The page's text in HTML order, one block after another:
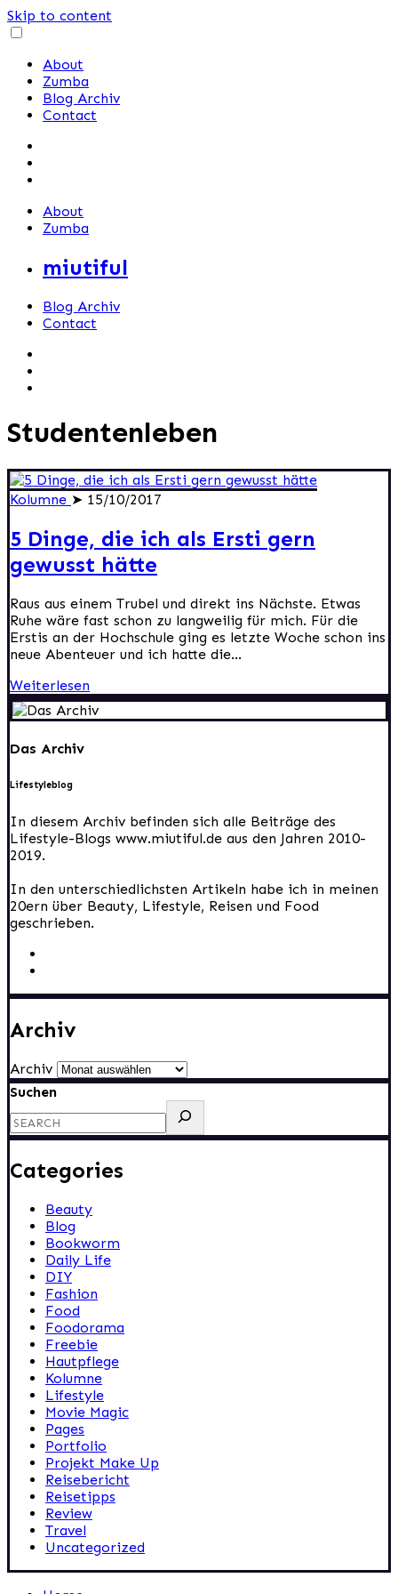
Skip to content
About
Zumba
Blog Archiv
Contact
About
Zumba
miutiful
Blog Archiv
Contact
Studentenleben
Kolumne ➤ 15/10/2017
5 Dinge, die ich als Ersti gern
gewusst hätte
Raus aus einem Trubel und direkt ins Nächste. Etwas
Ruhe wäre fast schon zu langweilig für mich. Für die
Erstis an der Hochschule ging es letzte Woche schon ins
neue Abenteuer und ich hatte die...
Weiterlesen
Das Archiv
Lifestyleblog
In diesem Archiv befinden sich alle Beiträge des
Lifestyle-Blogs www.miutiful.de aus den Jahren 2010-
2019.
In den unterschiedlichsten Artikeln habe ich in meinen
20ern über Beauty, Lifestyle, Reisen und Food
geschrieben.
Archiv
Archiv
Suchen
Categories
Beauty
Blog
Bookworm
Daily Life
DIY
Fashion
Food
Foodorama
Freebie
Hautpflege
Kolumne
Lifestyle
Movie Magic
Pages
Portfolio
Projekt Make Up
Reisebericht
Reisetipps
Review
Travel
Uncategorized